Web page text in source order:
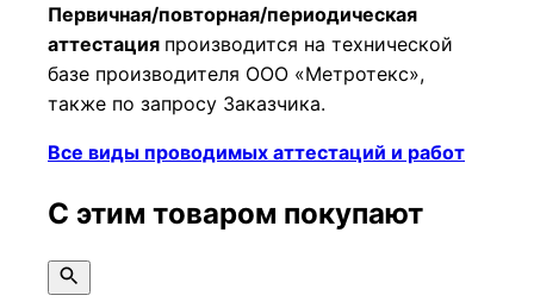
Первичная/повторная/периодическая
аттестация производится на технической
базе производителя ООО «Метротекс»,
также по запросу Заказчика.
Все виды проводимых аттестаций и работ
С этим товаром покупают